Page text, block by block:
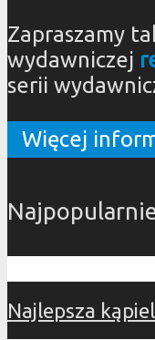
Zapraszamy
wydawniczej
serii
Więcej
Najlepsza